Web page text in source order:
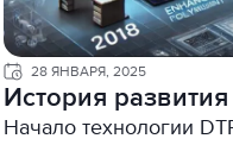
28 ЯНВАРЯ, 2025
История
Начало технологии